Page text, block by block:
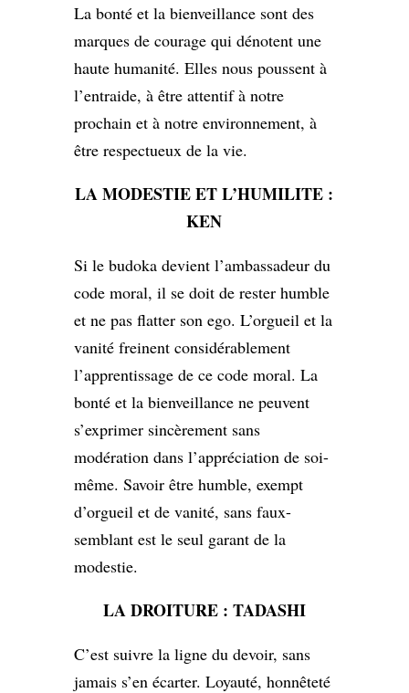
La bonté et la bienveillance sont des
marques de courage qui dénotent une
haute humanité. Elles nous poussent à
l’entraide, à être attentif à notre
prochain et à notre environnement, à
être respectueux de la vie.
LA MODESTIE ET L’HUMILITE :
KEN
Si le budoka devient l’ambassadeur du
code moral, il se doit de rester humble
et ne pas flatter son ego. L’orgueil et la
vanité freinent considérablement
l’apprentissage de ce code moral. La
bonté et la bienveillance ne peuvent
s’exprimer sincèrement sans
modération dans l’appréciation de soi-
même. Savoir être humble, exempt
d’orgueil et de vanité, sans faux-
semblant est le seul garant de la
modestie.
LA DROITURE : TADASHI
C’est suivre la ligne du devoir, sans
jamais s’en écarter. Loyauté, honnêteté